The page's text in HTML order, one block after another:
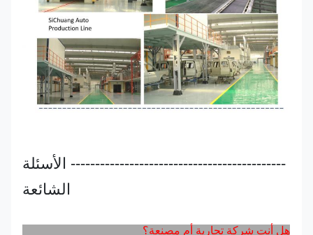
-------------------------------------------- الأسئلة
الشائعة
هل أنت شركة تجارية أم مصنعة؟